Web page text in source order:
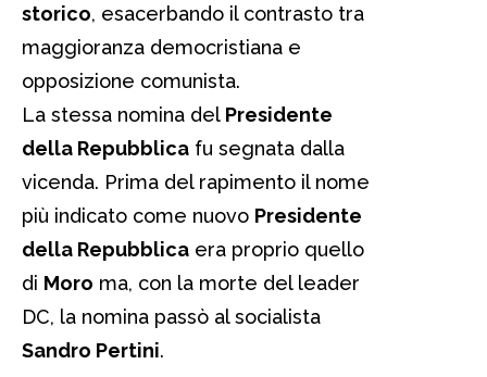
storico, esacerbando il contrasto tra
maggioranza democristiana e
opposizione comunista.
La stessa nomina del Presidente
della Repubblica fu segnata dalla
vicenda. Prima del rapimento il nome
più indicato come nuovo Presidente
della Repubblica era proprio quello
di Moro ma, con la morte del leader
DC, la nomina passò al socialista
Sandro Pertini.